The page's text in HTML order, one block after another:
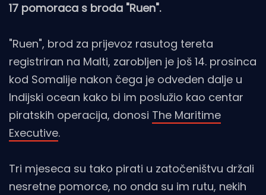
17 pomoraca s broda "Ruen".
"Ruen", brod za prijevoz rasutog tereta
registriran na Malti, zarobljen je još 14. prosinca
kod Somalije nakon čega je odveden dalje u
Indijski ocean kako bi im poslužio kao centar
piratskih operacija, donosi The Maritime
Executive.
Tri mjeseca su tako pirati u zatočeništvu držali
nesretne pomorce, no onda su im rutu, nekih